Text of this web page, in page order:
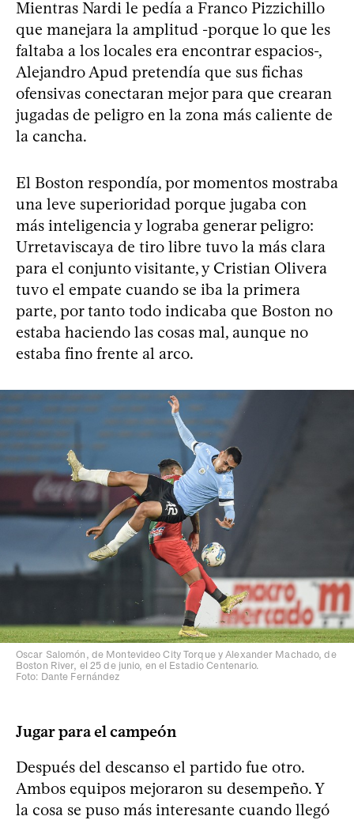
Mientras Nardi le pedía a Franco Pizzichillo
que manejara la amplitud -porque lo que les
faltaba a los locales era encontrar espacios-,
Alejandro Apud pretendía que sus fichas
ofensivas conectaran mejor para que crearan
jugadas de peligro en la zona más caliente de
la cancha.
El Boston respondía, por momentos mostraba
una leve superioridad porque jugaba con
más inteligencia y lograba generar peligro:
Urretaviscaya de tiro libre tuvo la más clara
para el conjunto visitante, y Cristian Olivera
tuvo el empate cuando se iba la primera
parte, por tanto todo indicaba que Boston no
estaba haciendo las cosas mal, aunque no
estaba fino frente al arco.
Oscar Salomón, de Montevideo City Torque y Alexander Machado, de
Boston River, el 25 de junio, en el Estadio Centenario.
Foto: Dante Fernández
Jugar para el campeón
Después del descanso el partido fue otro.
Ambos equipos mejoraron su desempeño. Y
la cosa se puso más interesante cuando llegó